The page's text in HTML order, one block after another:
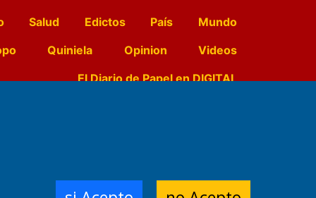
Salud Edictos País
Mundo
Quiniela Opinion
Videos
El Diario de Papel en DIGITAL